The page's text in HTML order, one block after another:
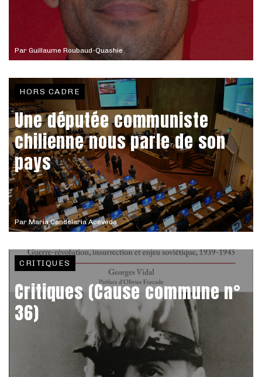
Par Guillaume Roubaud-Quashie
ParMaría Candelaria Acevedo
HORS CADRE
Une députée communiste
chilienne nous parle de son
pays
CRITIQUES
Critiques (Cause commune n°
36)